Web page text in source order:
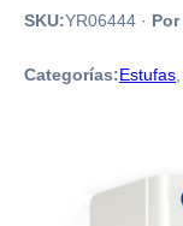
SKU:YR06444 ·
Categorías:Estufas